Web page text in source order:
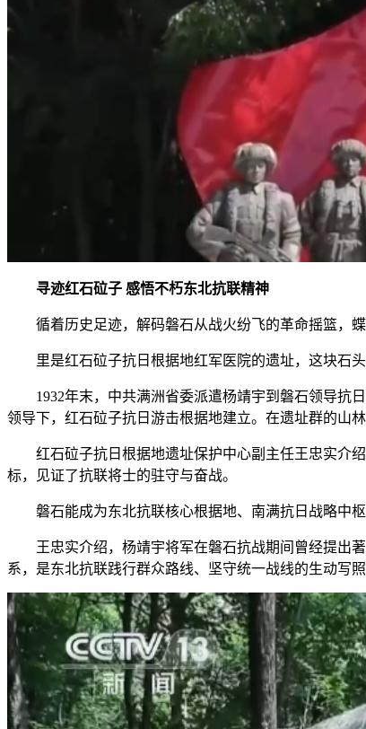
寻迹红石砬子 感悟不朽东北抗联精神
循着历史足迹，解码磐石从战火纷飞的革命摇篮，蝶
里是红石砬子抗日根据地红军医院的遗址，这块石头
1932年末，中共满洲省委派遣杨靖宇到磐石领导抗日
领导下，红石砬子抗日游击根据地建立。在遗址群的山
红石砬子抗日根据地遗址保护中心副主任王忠实介绍
标，见证了抗联将士的驻守与奋战。
磐石能成为东北抗联核心根据地、南满抗日战略中枢
王忠实介绍，杨靖宇将军在磐石抗战期间曾经提出著
系，是东北抗联践行群众路线、坚守统一战线的生动写照